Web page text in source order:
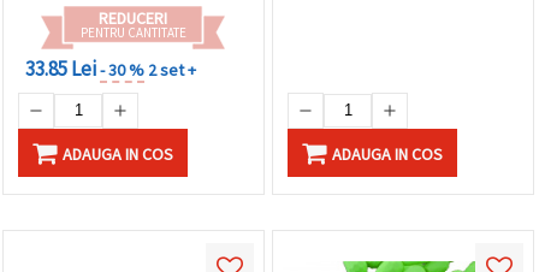
REDUCERI
PENTRU CANTITATE
33.85 Lei- 30 % 2 set +
ADAUGA IN COS ADAUGA IN COS